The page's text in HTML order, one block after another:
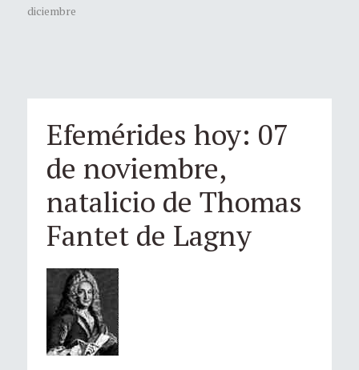
diciembre
Efemérides hoy: 07
de noviembre,
natalicio de Thomas
Fantet de Lagny